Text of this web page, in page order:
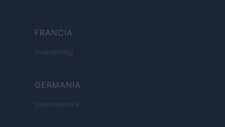
FRANCIA
InvestirMag
GERMANIA
Investieren24